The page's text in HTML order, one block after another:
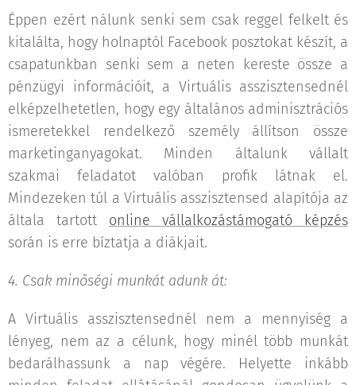
Éppen ezért nálunk senki sem csak reggel felkelt és
kitalálta, hogy holnaptól Facebook posztokat készít, a
csapatunkban senki sem a neten kereste össze a
pénzügyi információit, a Virtuális asszisztensednél
elképzelhetetlen, hogy egy általános adminisztrációs
ismeretekkel rendelkező személy állítson össze
marketinganyagokat. Minden általunk vállalt
szakmai feladatot valóban profik látnak el.
Mindezeken túl a Virtuális asszisztensed alapítója az
általa tartott online vállalkozástámogató képzés
során is erre bíztatja a diákjait.
4. Csak minőségi munkát adunk át:
A Virtuális asszisztensednél nem a mennyiség a
lényeg, nem az a célunk, hogy minél több munkát
bedarálhassunk a nap végére. Helyette inkább